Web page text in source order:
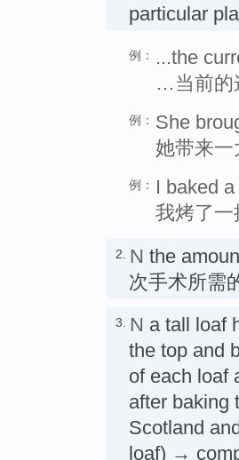
particular
例：
...the
…当前的
例： She
她带来一
例：
I baked
我烤了一
2. N the
次手术所需
3. N a tall loaf
the top and
of each loaf
after baking
Scotland
loaf) →